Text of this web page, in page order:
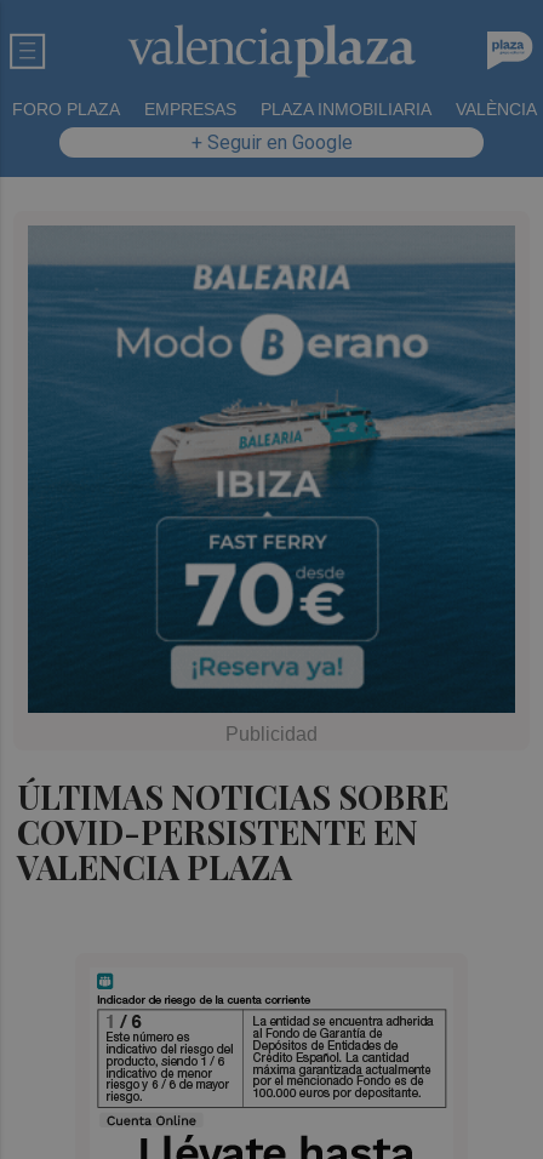
FORO PLAZA EMPRESAS PLAZA INMOBILIARIA VALÈNCIA
+ Seguir en Google
ÚLTIMAS NOTICIAS SOBRE
COVID-PERSISTENTE EN
VALENCIA PLAZA